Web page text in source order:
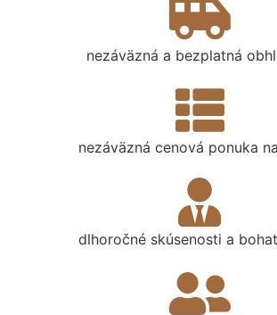
nezáväzná a bezplatná
nezáväzná cenová ponuka
dlhoročné skúsenosti a